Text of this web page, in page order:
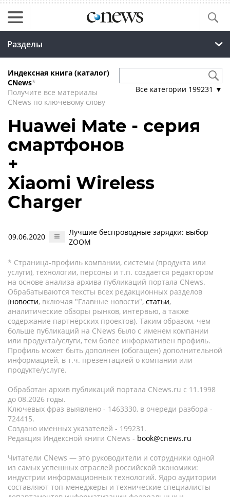
Разделы
Индексная книга (каталог)
CNews*
Получите все материалы
CNews по ключевому слову
Все категории 199231 ▼
Huawei Mate - серия
смартфонов
+
Xiaomi Wireless
Charger
09.06.2020
Лучшие беспроводные зарядки: выбор
ZOOM
* Страница-профиль компании, системы (продукта или
услуги), технологии, персоны и т.п. создается редактором
на основе анализа архива публикаций портала CNews.
Обрабатываются тексты всех редакционных разделов
(новости, включая "Главные новости", статьи,
аналитические обзоры рынков, интервью, а также
содержание партнёрских проектов). Таким образом, чем
больше публикаций на CNews было с именем компании
или продукта/услуги, тем более информативен профиль.
Профиль может быть дополнен (обогащен) дополнительной
информацией, в т.ч. презентацией о компании или
продукте/услуге.
Обработан архив публикаций портала CNews.ru c 11.1998
до 08.2026 годы.
Ключевых фраз выявлено - 1463330, в очереди разбора -
724415.
Создано именных указателей - 199231.
Редакция Индексной книги CNews - book@cnews.ru
Читатели CNews — это руководители и сотрудники одной
из самых успешных отраслей российской экономики:
индустрии информационных технологий. Ядро аудитории
составляют топ-менеджеры и технические специалисты